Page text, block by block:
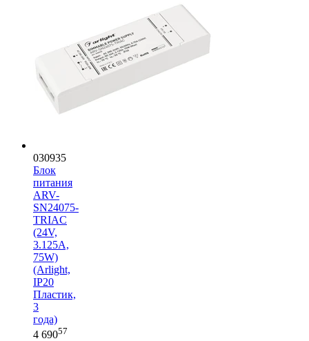
030935
Блок
питания
ARV-
SN24075-
TRIAC
(24V,
3.125A,
75W)
(Arlight,
IP20
Пластик,
3
года)
4 69057